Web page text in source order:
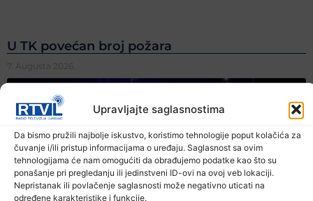
Upravljajte saglasnostima
Da bismo pružili najbolje iskustvo, koristimo tehnologije poput kolačića za
čuvanje i/ili pristup informacijama o uređaju. Saglasnost sa ovim
tehnologijama će nam omogućiti da obrađujemo podatke kao što su
ponašanje pri pregledanju ili jedinstveni ID-ovi na ovoj veb lokaciji.
Nepristanak ili povlačenje saglasnosti može negativno uticati na
određene karakteristike i funkcije.
U TK povećan broj požara
7. Augusta 2026.